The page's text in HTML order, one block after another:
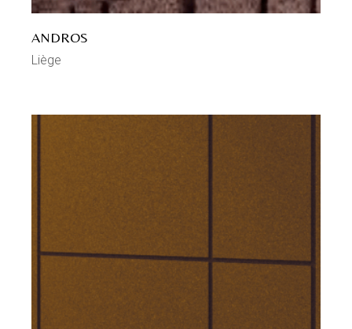
ANDROS
Liège